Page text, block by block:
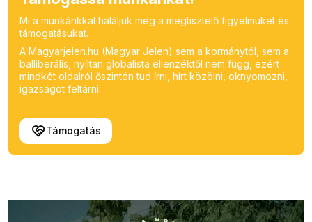
Mi a munkánkkal háláljuk meg a megtisztelő figyelmüket és
támogatásukat.
A Magyarjelen.hu (Magyar Jelen) sem a kormánytól, sem a
balliberális, nyíltan globalista ellenzéktől nem függ, ezért
mindkét oldalról őszintén tud írni, hírt közölni, oknyomozni,
igazságot feltárni.
Támogatás